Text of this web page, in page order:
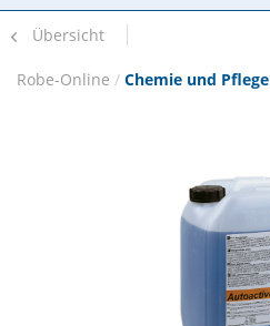
Übersicht
Robe-Online / Chemie und Pflege